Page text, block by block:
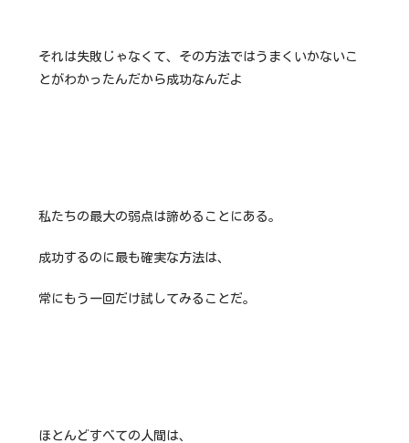
それは失敗じゃなくて、その方法ではうまくいかないこ
とがわかったんだから成功なんだよ
私たちの最大の弱点は諦めることにある。
成功するのに最も確実な方法は、
常にもう一回だけ試してみることだ。
ほとんどすべての人間は、